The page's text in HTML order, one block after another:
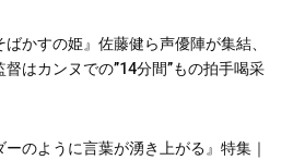
ばかすの姫』佐藤健ら声優陣が集結、
督はカンヌでの”14分間”もの拍手喝采
ーのように言葉が湧き上がる』特集｜